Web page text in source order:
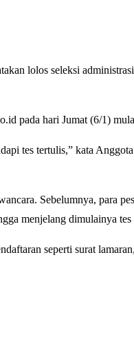
lolos seleksi
pada hari Jumat (6/1)
tes tertulis,” kata
Sebelumnya, para
menjelang dimulainya tes
seperti surat